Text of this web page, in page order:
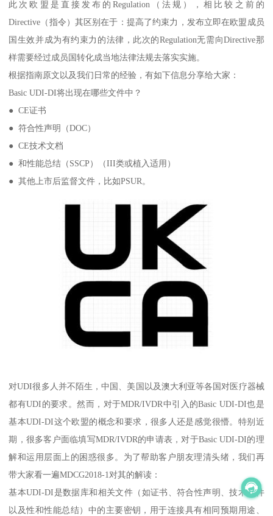
此次欧盟是直接发布的Regulation（法规），相比较之前的
Directive（指令）其区别在于：提高了约束力，发布立即在欧盟成员
国生效并成为有约束力的法律，此次的Regulation无需向Directive那
样需要经过成员国转化成当地法律法规去落实实施。
根据指南原文以及我们日常的经验，有如下信息分享给大家：
Basic UDI-DI将出现在哪些文件中？
● CE证书
● 符合性声明（DOC）
● CE技术文档
● 和性能总结（SSCP）（III类或植入适用）
● 其他上市后监督文件，比如PSUR。
对UDI很多人并不陌生，中国、美国以及澳大利亚等各国对医疗器械
都有UDI的要求。然而，对于MDR/IVDR中引入的Basic UDI-DI也是
基本UDI-DI这个欧盟的概念和要求，很多人还是感觉很懵。特别近
期，很多客户面临填写MDR/IVDR的申请表，对于Basic UDI-DI的理
解和运用层面上的困惑很多。为了帮助客户朋友理清头绪，我们再
带大家看一遍MDCG2018-1对其的解读：
基本UDI-DI是数据库和相关文件（如证书、符合性声明、技术文件
以及性和性能总结）中的主要密钥，用于连接具有相同预期用途、